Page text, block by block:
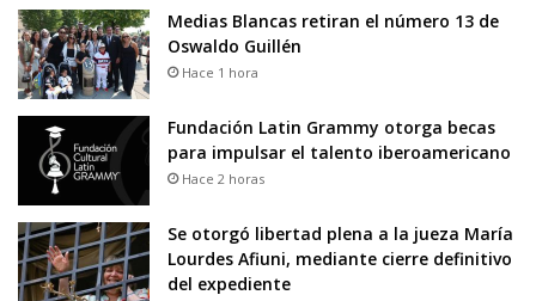
Medias Blancas retiran el número 13 de
Oswaldo Guillén
Hace 1 hora
Fundación Latin Grammy otorga becas
para impulsar el talento iberoamericano
Hace 2 horas
Se otorgó libertad plena a la jueza María
Lourdes Afiuni, mediante cierre definitivo
del expediente